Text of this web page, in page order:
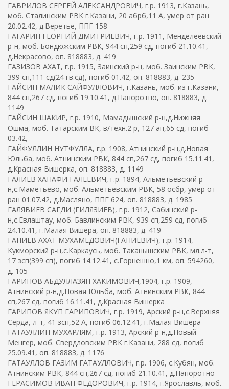
ГАВРИЛОВ СЕРГЕЙ АЛЕКСАНДРОВИЧ, г.р. 1913, г.Казань,
моб. Сталинским РВК г.Казани, 20 абрб,11 А, умер от ран
20.02.42, д.Веретье, ППГ 158
ГАГАРИН ГЕОРГИЙ ДМИТРИЕВИЧ, г.р. 1911, Менделеевский
р-н, моб. Бондюжским РВК, 944 сп,259 сд, погиб 21.10.41,
д.Некрасово, оп. 818883, д. 419
ГАЗИЗОВ АХАТ, г.р. 1915, Заинский р-н, моб. Заинским РВК,
399 сп,111 сд(24 гв.сд), погиб 01.42, оп. 818883, д. 235
ГАЙСИН МАЛИК САЙФУЛЛОВИЧ, г.Казань, моб. из г.Казани,
844 сп,267 сд, погиб 19.10.41, д.Папоротно, оп. 818883, д.
1149
ГАЙСИН ШАКИР, г.р. 1910, Мамадышский р-н,д.Нижняя
Ошма, моб. Татарским ВК, в/техн.2 р, 127 ап,65 сд, погиб
03.42,
ГАЙФУЛЛИН НУТФУЛЛА, г.р. 1908, Атнинский р-н,д.Новая
Юльба, моб. Атнинским РВК, 844 сп,267 сд, погиб 15.11.41,
д.Красная Вишерка, оп. 818883, д. 1149
ГАЛИЕВ ХАНАФИ ГАЛЕЕВИЧ, г.р. 1894, Альметьевский р-
н,с.Маметьево, моб. Альметьевским РВК, 58 осбр, умер от
ран 01.07.42, д.Масляно, ППГ 624, оп. 818883, д. 1985
ГАЛЯВИЕВ САГДИ (ГИЛЯЗИЕВ), г.р. 1912, Сабинский р-
н,с.Евлаштау, моб. Бавлинским РВК, 939 сп,259 сд, погиб
24.10.41, г.Малая Вишера, оп. 818883, д. 419
ГАНИЕВ АХАТ МУХАМЕДОВИЧ(ГАНИЕВИЧ), г.р. 1914,
Кукморский р-н,с.Каркаусь, моб. Таканышским РВК, мл.л-т,
17 зсп(399 сп), погиб 14.12.41, с.Горнешно,1 км, оп. 594260,
д. 105
ГАРИПОВ АБДУЛЛАЗЯН ХАКИМОВИЧ,1904, г.р. 1909,
Атнинский р-н,д.Новая Юльба, моб. Атнинским РВК, 844
сп,267 сд, погиб 16.11.41, д.Красная Вишерка
ГАРИПОВ ЯКУП ГАРИПОВИЧ, г.р. 1919, Арский р-н,с.Верхняя
Серда, л-т, 41 зсп,52 А, погиб 06.12.41, г.Малая Вишера
ГАТАУЛЛИН МУХАРЛЯМ, г.р. 1913, Арский р-н,д.Новый
Менгер, моб. Свердловским РВК г.Казани, 288 сд, погиб
25.09.41, оп. 818883, д. 1176
ГАТАУЛЛОВ ГАЗИМ ГАТАУЛЛОВИЧ, г.р. 1906, с.Кубян, моб.
Атнинским РВК, 844 сп,267 сд, погиб 21.10.41, д.Папоротно
ГЕРАСИМОВ ИВАН ФЕДОРОВИЧ, г.р. 1914, г.Ярославль, моб.